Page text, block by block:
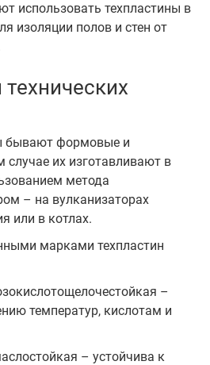
использовать техпластины в
изоляции полов и стен от
бывают формовые и
их изготавливают в
метода
– на вулканизаторах
или в котлах.
марками техпластин
–
температур, кислотам и
– устойчива к